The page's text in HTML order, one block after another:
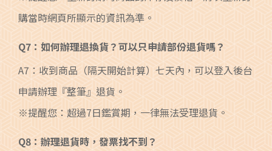
購當時網頁所顯示的資訊為準。
Q7：如何辦理退換貨？可以只申請部份退貨嗎？
A7：收到商品（隔天開始計算）七天內，可以登入後台
申請辦理『整筆』退貨。
※提醒您：超過7日鑑賞期，一律無法受理退貨。
Q8：辦理退貨時，發票找不到？